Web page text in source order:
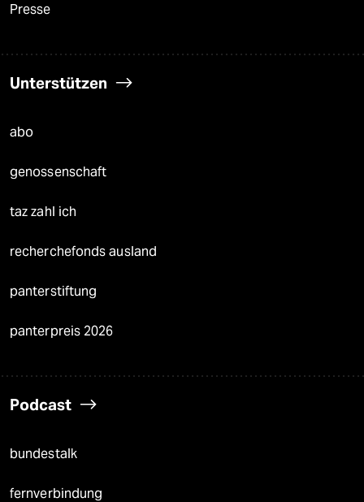
Presse
Unterstützen
abo
genossenschaft
taz zahl ich
recherchefonds ausland
panterstiftung
panterpreis 2026
Podcast
bundestalk
fernverbindung